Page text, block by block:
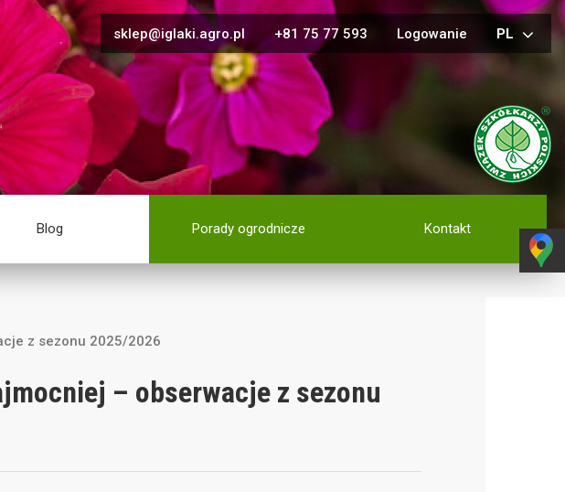
sklep@iglaki.agro.pl +81 75 77 593 Logowanie PL
Blog Porady ogrodnicze Kontakt
z sezonu 2025/2026
– obserwacje z sezonu